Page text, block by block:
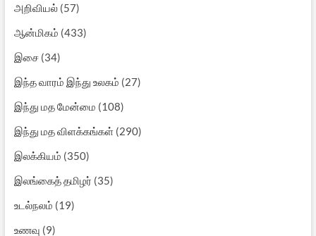
அறிவியல்(57)
ஆன்மிகம் (433)
இசை(34)
இந்த வாரம் இந்து உலகம் (27)
இந்து மத மேன்மை (108)
இந்து மத விளக்கங்கள்(290)
இலக்கியம் (350)
இலங்கைத் தமிழர் (35)
உடல்நலம் (19)
உணவு (9)